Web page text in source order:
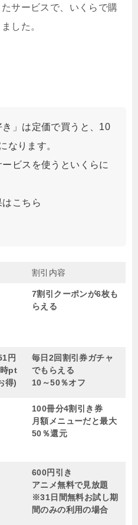
サービスで、いくらで購
した。
き」は定価で買うと、10
なります。
ビスを使うといくらに
こちら
割引内容
7割引クーポンが6枚も
らえる
円
pt
得)
毎日2回割引券ガチャ
でもらえる
10～50％オフ
100冊分4割引き券
月額メニューだと最大
50％還元
600円引き
アニメ無料で見放題
※31日間無料お試し期
間のみの利用の場合